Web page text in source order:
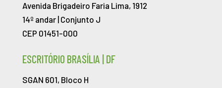
Avenida Brigadeiro Faria Lima, 1912
14º andar | Conjunto J
CEP 01451-000
ESCRITÓRIO BRASÍLIA | DF
SGAN 601, Bloco H